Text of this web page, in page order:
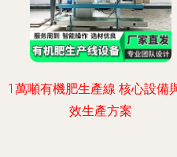
1萬噸有機肥生產線 核心設備
效生產方案